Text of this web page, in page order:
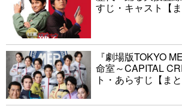
すじ・キャスト【ま
『劇場版TOKYO
命室～CAPITAL
ト・あらすじ【まと